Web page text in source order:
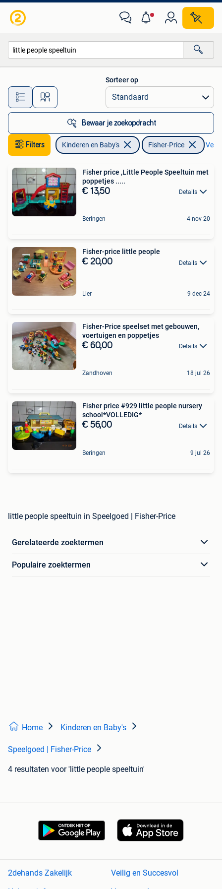
Alle afstanden…
Sorteer op
Bewaar je zoekopdracht
Filters Kinderen en Baby's Fisher-Price
Fisher price ,Little People Speeltuin met
poppetjes .....
€ 13,50 Details
Beringen 4 nov 20
Fisher-price little people
€ 20,00 Details
Lier 9 dec 24
Fisher-Price speelset met gebouwen,
voertuigen en poppetjes
€ 60,00 Details
Zandhoven 18 jul 26
Fisher price #929 little people nursery
school*VOLLEDIG*
€ 56,00 Details
Beringen 9 jul 26
little people speeltuin in Speelgoed | Fisher-Price
Gerelateerde zoektermen
Populaire zoektermen
Home Kinderen en Baby's
Speelgoed | Fisher-Price
4 resultaten voor 'little people speeltuin'
2dehands Zakelijk
Veilig en Succesvol